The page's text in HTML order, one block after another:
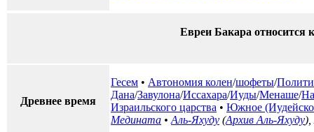
Евреи Бакара относится
Древнее время
Гесем • Автономия колен/шофеты/
Дана/Завулона/Иссахара/Иуды/Менаше/
Израильского царства • Южное
Медината • Аль-Яхуду (Архив Аль-Яхуду),